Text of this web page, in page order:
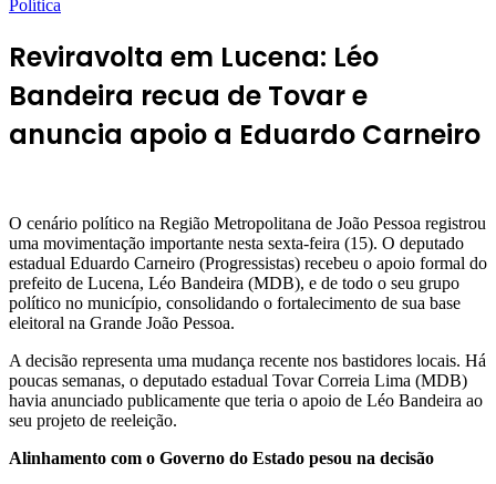
Política
Reviravolta em Lucena: Léo
Bandeira recua de Tovar e
anuncia apoio a Eduardo Carneiro
O cenário político na Região Metropolitana de João Pessoa registrou
uma movimentação importante nesta sexta-feira (15). O deputado
estadual Eduardo Carneiro (Progressistas) recebeu o apoio formal do
prefeito de Lucena, Léo Bandeira (MDB), e de todo o seu grupo
político no município, consolidando o fortalecimento de sua base
eleitoral na Grande João Pessoa.
A decisão representa uma mudança recente nos bastidores locais. Há
poucas semanas, o deputado estadual Tovar Correia Lima (MDB)
havia anunciado publicamente que teria o apoio de Léo Bandeira ao
seu projeto de reeleição.
Alinhamento com o Governo do Estado pesou na decisão